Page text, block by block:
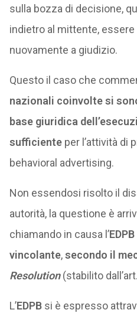
sulla bozza di decisione,
indietro al mittente,
nuovamente a giudizio.
Questo il caso che
nazionali coinvoltesi
base giuridica
sufficienteper l’attività di
behavioral advertising.
Non essendosi risolto il
autorità, la questione è
chiamando in causa l’
vincolante,secondo il
Resolution(stabilito
L’EDPBsi è espresso